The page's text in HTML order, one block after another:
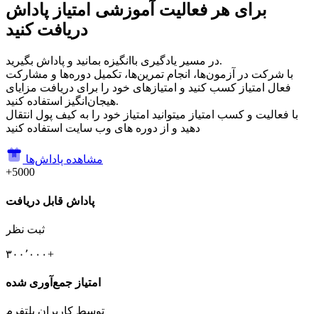
برای هر فعالیت آموزشی امتیاز پاداش
دریافت کنید
در مسیر یادگیری باانگیزه بمانید و پاداش بگیرید.
با شرکت در آزمون‌ها، انجام تمرین‌ها، تکمیل دوره‌ها و مشارکت
فعال امتیاز کسب کنید و امتیازهای خود را برای دریافت مزایای
هیجان‌انگیز استفاده کنید.
با فعالیت و کسب امتیاز میتوانید امتیاز خود را به کیف پول انتقال
دهید و از دوره های وب سایت استفاده کنید
مشاهده پاداش‌ها
+5000
پاداش قابل دریافت
ثبت نظر
۳۰۰٬۰۰۰+
امتیاز جمع‌آوری شده
توسط کاربران پلتفرم